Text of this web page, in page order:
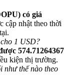
tiền mặt
có giá
cập nhật theo thời
1 USD?
574.71264367
kiện thị trường.
như thế nào theo